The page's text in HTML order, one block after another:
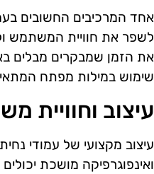
אחד המרכיבים החשובים
לשפר את חוויית המשתמש
את הזמן שמבקרים מבלים
שימוש במילות מפתח
עיצוב וחוויית
עיצוב מקצועי של עמודי
ואינפוגרפיקה מושכת